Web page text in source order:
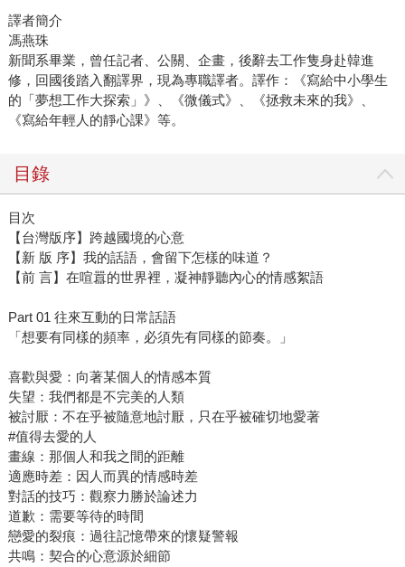
譯者簡介
馮燕珠
新聞系畢業，曾任記者、公關、企畫，後辭去工作隻身赴韓進
修，回國後踏入翻譯界，現為專職譯者。譯作：《寫給中小學生
的「夢想工作大探索」》、《微儀式》、《拯救未來的我》、
《寫給年輕人的靜心課》等。
目錄
目次
【台灣版序】跨越國境的心意
【新 版 序】我的話語，會留下怎樣的味道？
【前 言】在喧囂的世界裡，凝神靜聽內心的情感絮語
Part 01 往來互動的日常話語
「想要有同樣的頻率，必須先有同樣的節奏。」
喜歡與愛：向著某個人的情感本質
失望：我們都是不完美的人類
被討厭：不在乎被隨意地討厭，只在乎被確切地愛著
#值得去愛的人
畫線：那個人和我之間的距離
適應時差：因人而異的情感時差
對話的技巧：觀察力勝於論述力
道歉：需要等待的時間
戀愛的裂痕：過往記憶帶來的懷疑警報
共鳴：契合的心意源於細節